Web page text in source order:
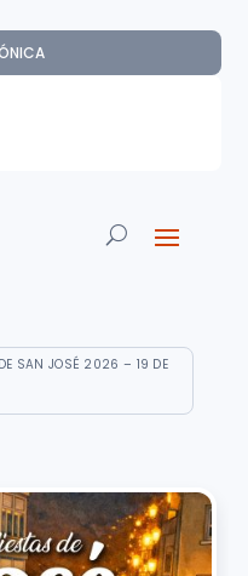
SAN JOSÉ 2026 – 19 DE